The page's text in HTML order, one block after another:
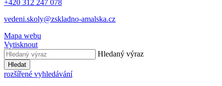
+420 312 247 078
vedeni.skoly@zskladno-amalska.cz
Mapa webu
Vytisknout
Hledaný výraz
Hledat
rozšířené vyhledávání